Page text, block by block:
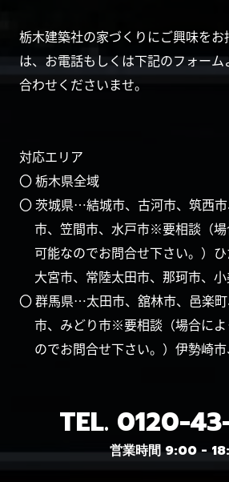
栃木建築社の家づくりにご興味を
は、お電話もしくは下記のフォー
合わせくださいませ。
対応エリア
〇 栃木県全域
〇 茨城県…結城市、古河市、筑西
市、笠間市、水戸市※要相談（
可能なのでお問合せ下さい。）
大宮市、常陸太田市、那珂市、
〇 群馬県…太田市、舘林市、邑楽
市、みどり市※要相談（場合に
のでお問合せ下さい。）伊勢崎
TEL. 0120-
営業時間 9:00 -